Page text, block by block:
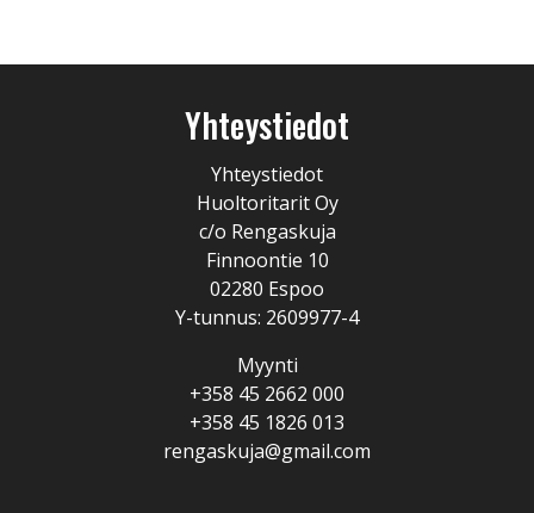
Yhteystiedot
Yhteystiedot
Huoltoritarit Oy
c/o Rengaskuja
Finnoontie 10
02280 Espoo
Y-tunnus: 2609977-4
Myynti
+358 45 2662 000
+358 45 1826 013
rengaskuja@gmail.com